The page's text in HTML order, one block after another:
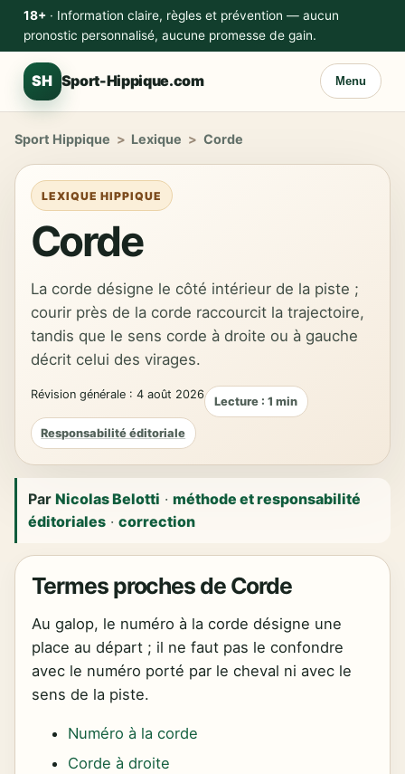
18+· Information claire, règles et prévention — aucun
pronostic personnalisé, aucune promesse de gain.
SH Sport-Hippique.com Menu
Sport Hippique > Lexique > Corde
LEXIQUE HIPPIQUE
Corde
La corde désigne le côté intérieur de la piste ;
courir près de la corde raccourcit la trajectoire,
tandis que le sens corde à droite ou à gauche
décrit celui des virages.
Révision générale : 4 août 2026 Lecture : 1 min
Responsabilité éditoriale
ParNicolas Belotti ·méthode et responsabilité
éditoriales ·correction
Termes proches de Corde
Au galop, le numéro à la corde désigne une
place au départ ; il ne faut pas le confondre
avec le numéro porté par le cheval ni avec le
sens de la piste.
Numéro à la corde
Corde à droite